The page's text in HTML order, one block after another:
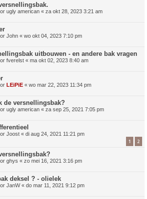
ugly american « za okt 28, 2023 3:21 am
John « wo okt 04, 2023 7:10 pm
uitbouwen - en andere bak vragen
fverelst « ma okt 02, 2023 8:40 am
LEiPiE « wo mar 22, 2023 11:34 pm
de versnellingsbak?
ugly american « za sep 25, 2021 7:05 pm
Joost « di aug 24, 2021 11:21 pm
1 2
ghys « zo mei 16, 2021 3:16 pm
deksel ? - olielek
JanW« do mar 11, 2021 9:12 pm